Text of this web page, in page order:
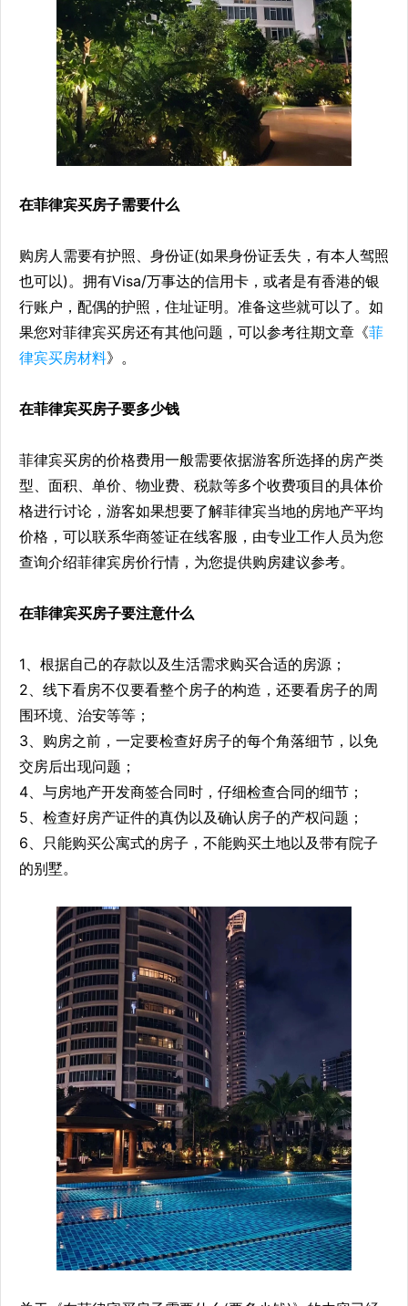
在菲律宾买房子需要什么
购房人需要有护照、身份证(如果身份证丢失，有本人驾照
也可以)。拥有Visa/万事达的信用卡，或者是有香港的银
行账户，配偶的护照，住址证明。准备这些就可以了。如
果您对菲律宾买房还有其他问题，可以参考往期文章《菲
律宾买房材料》。
在菲律宾买房子要多少钱
菲律宾买房的价格费用一般需要依据游客所选择的房产类
型、面积、单价、物业费、税款等多个收费项目的具体价
格进行讨论，游客如果想要了解菲律宾当地的房地产平均
价格，可以联系华商签证在线客服，由专业工作人员为您
查询介绍菲律宾房价行情，为您提供购房建议参考。
在菲律宾买房子要注意什么
1、根据自己的存款以及生活需求购买合适的房源；
2、线下看房不仅要看整个房子的构造，还要看房子的周
围环境、治安等等；
3、购房之前，一定要检查好房子的每个角落细节，以免
交房后出现问题；
4、与房地产开发商签合同时，仔细检查合同的细节；
5、检查好房产证件的真伪以及确认房子的产权问题；
6、只能购买公寓式的房子，不能购买土地以及带有院子
的别墅。